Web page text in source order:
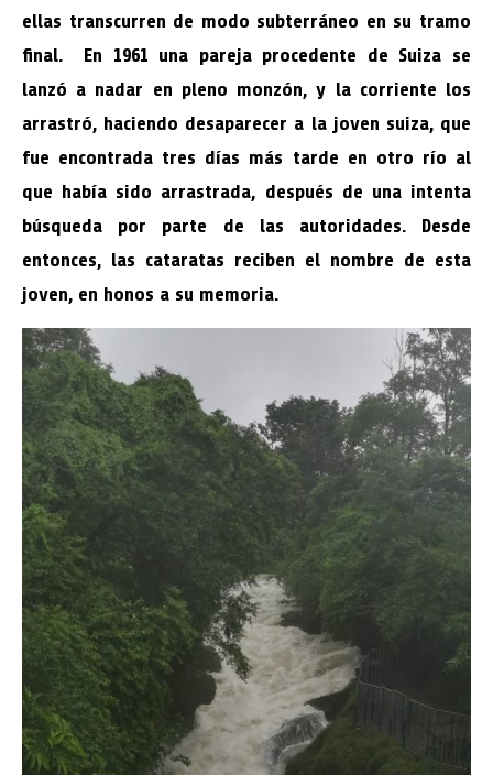
ellas transcurren de modo subterráneo en su tramo
final. En 1961 una pareja procedente de Suiza se
lanzó a nadar en pleno monzón, y la corriente los
arrastró, haciendo desaparecer a la joven suiza, que
fue encontrada tres días más tarde en otro río al
que había sido arrastrada, después de una intenta
búsqueda por parte de las autoridades. Desde
entonces, las cataratas reciben el nombre de esta
joven, en honos a su memoria.